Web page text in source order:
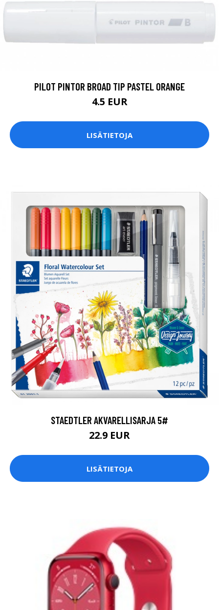
PILOT PINTOR BROAD TIP PASTEL ORANGE
4.5 EUR
LISÄTIETOJA
STAEDTLER AKVARELLISARJA 5#
22.9 EUR
LISÄTIETOJA